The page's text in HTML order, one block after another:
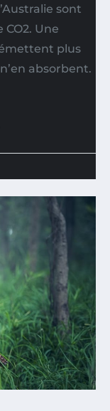
sont
Une
plus
absorbent.